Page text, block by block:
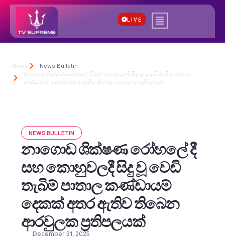
LIVE
Home
News Bulletin
නාගොඩ ශික්ෂණ රෝහලේ දී සහ කොහුවලදී සිදු වූ වෙඩි තැබිම් පාතාල
කණ්ඩායම් දෙකක් අතර ඇතිව තිබෙන ආරවුලක ප්‍රතිපලයක්
NEWS BULLETIN
නාගොඩ ශික්ෂණ රෝහලේ දී
සහ කොහුවලදී සිදු වූ වෙඩි
තැබිම් පාතාල කණ්ඩායම්
දෙකක් අතර ඇතිව තිබෙන
ආරවුලක ප්‍රතිපලයක්
December 31, 2025